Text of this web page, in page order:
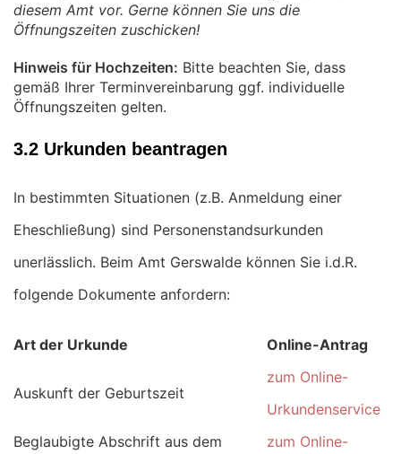
diesem Amt vor. Gerne können Sie uns die
Öffnungszeiten zuschicken!
Hinweis für Hochzeiten: Bitte beachten Sie, dass
gemäß Ihrer Terminvereinbarung ggf. individuelle
Öffnungszeiten gelten.
3.2 Urkunden beantragen
In bestimmten Situationen (z.B. Anmeldung einer
Eheschließung) sind Personenstandsurkunden
unerlässlich. Beim Amt Gerswalde können Sie i.d.R.
folgende Dokumente anfordern:
Art der Urkunde Online-Antrag
Auskunft der Geburtszeit
zum Online-
Urkundenservice
Beglaubigte Abschrift aus dem
zum Online-